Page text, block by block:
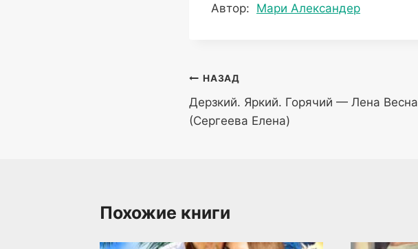
Метки
Автор: Мари Александер
Навигация
по
записям
НАЗАД
Дерзкий. Яркий. Горячий — Лена Весна
(Сергеева Елена)
Похожие книги